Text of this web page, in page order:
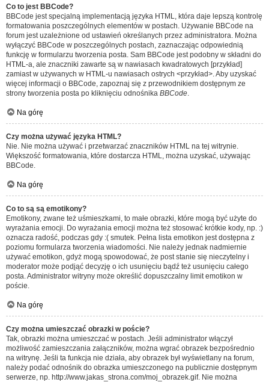
Co to jest BBCode?
BBCode jest specjalną implementacją języka HTML, która daje lepszą kontrolę
formatowania poszczególnych elementów w postach. Używanie BBCode na
forum jest uzależnione od ustawień określanych przez administratora. Można
wyłączyć BBCode w poszczególnych postach, zaznaczając odpowiednią
funkcję w formularzu tworzenia posta. Sam BBCode jest podobny w składni do
HTML-a, ale znaczniki zawarte są w nawiasach kwadratowych [przykład]
zamiast w używanych w HTML-u nawiasach ostrych <przykład>. Aby uzyskać
więcej informacji o BBCode, zapoznaj się z przewodnikiem dostępnym ze
strony tworzenia posta po kliknięciu odnośnika BBCode.
Na górę
Czy można używać języka HTML?
Nie. Nie można używać i przetwarzać znaczników HTML na tej witrynie.
Większość formatowania, które dostarcza HTML, można uzyskać, używając
BBCode.
Na górę
Co to są są emotikony?
Emotikony, zwane też uśmieszkami, to małe obrazki, które mogą być użyte do
wyrażania emocji. Do wyrażania emocji można też stosować krótkie kody, np. :)
oznacza radość, podczas gdy :( smutek. Pełna lista emotikon jest dostępna z
poziomu formularza tworzenia wiadomości. Nie należy jednak nadmiernie
używać emotikon, gdyż mogą spowodować, że post stanie się nieczytelny i
moderator może podjąć decyzję o ich usunięciu bądź też usunięciu całego
posta. Administrator witryny może określić dopuszczalny limit emotikon w
poście.
Na górę
Czy można umieszczać obrazki w poście?
Tak, obrazki można umieszczać w postach. Jeśli administrator włączył
możliwość zamieszczania załączników, można wgrać obrazek bezpośrednio
na witrynę. Jeśli ta funkcja nie działa, aby obrazek był wyświetlany na forum,
należy podać odnośnik do obrazka umieszczonego na publicznie dostępnym
serwerze, np. http://www.jakas_strona.com/moj_obrazek.gif. Nie można